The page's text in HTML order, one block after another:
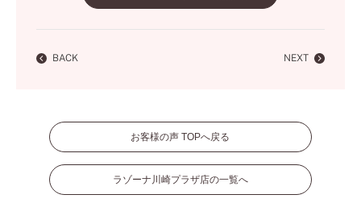
BACK NEXT
お客様の声 TOPへ戻る
ラゾーナ川崎プラザ店の一覧へ